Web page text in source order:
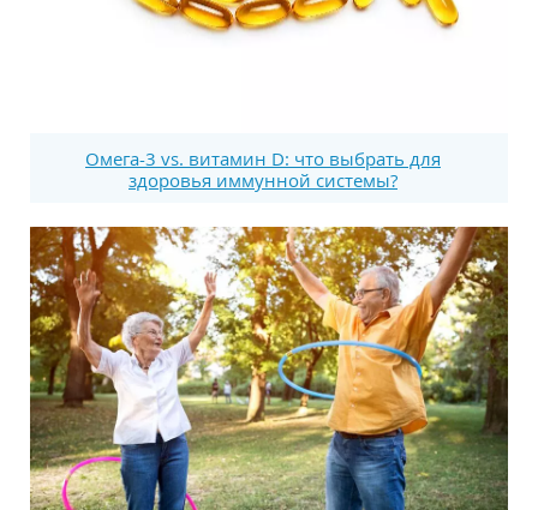
Омега-3 vs. витамин D: что выбрать для
здоровья иммунной системы?